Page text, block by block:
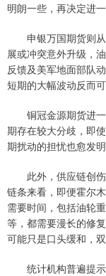
明朗一些，再决定进
申银万国期货则从
展或冲突意外升级，
反馈及美军地面部队
短期的大幅波动反而
铜冠金源期货进一
期存在较大分歧，即
期扰动的担忧也愈发
此外，供应链创伤
链条来看，即便霍尔
需要时间，包括油轮
等，都需要漫长的修
可能只是口头缓和，
统计机构普遍提示